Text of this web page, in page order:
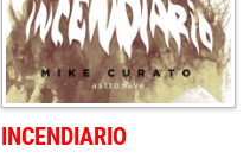
INCENDIARIO